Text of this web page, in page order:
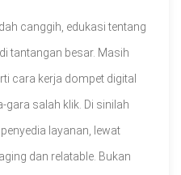
canggih, edukasi tentang
tantangan besar. Masih
cara kerja dompet digital
gara salah klik. Di sinilah
layanan, lewat
dan relatable. Bukan